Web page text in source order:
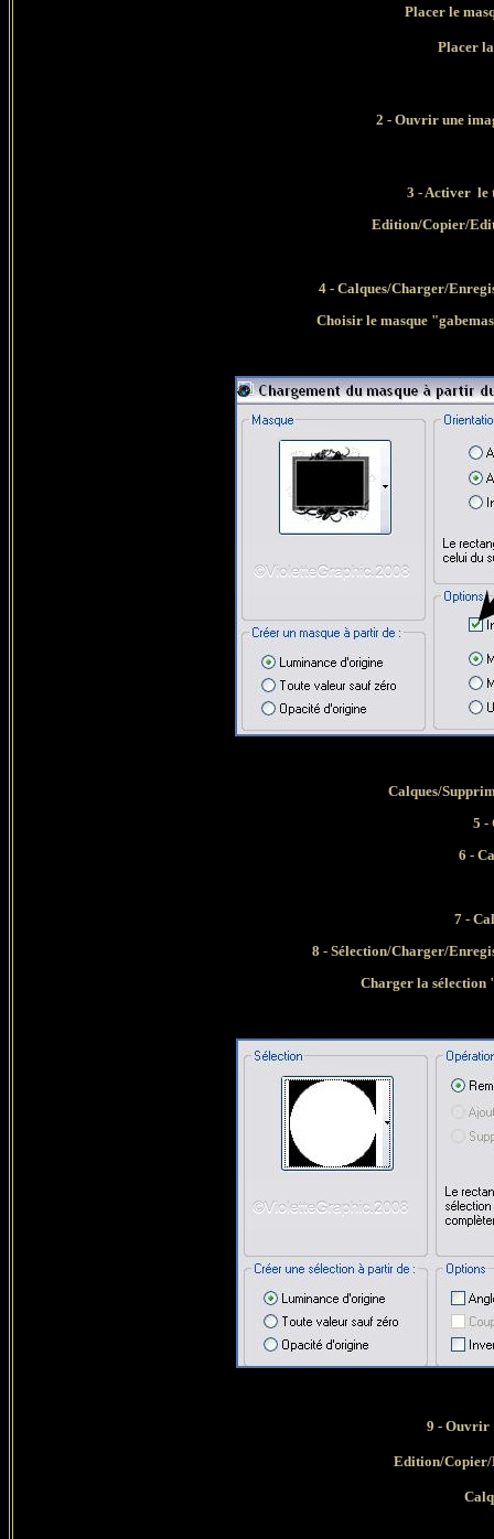
Placer le
Placer
2 - Ouvrir une
3 - Activer le
Edition/Copier/
4 - Calques/Charger/
Choisir le masque
Calques/
5 -
6 -
7 -
8 - Sélection/Charger/
Charger la
9 - Ouvrir
Edition/Copier/